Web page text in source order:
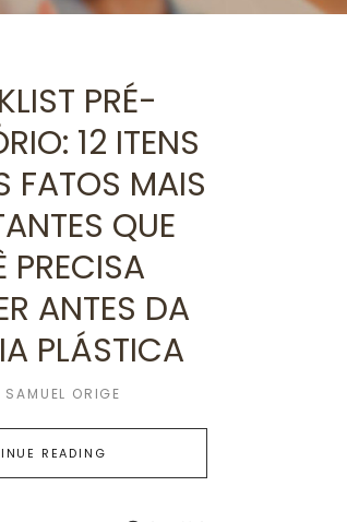
PRÉ-
12 ITENS
FATOS MAIS
QUE
PRECISA
ANTES DA
PLÁSTICA
SAMUEL ORIGE
READING